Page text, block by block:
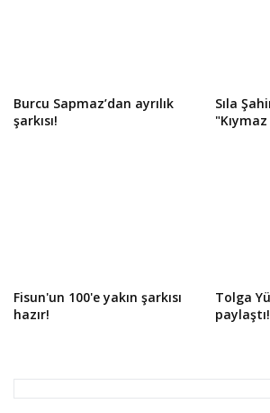
Burcu Sapmaz’dan ayrılık
şarkısı!
Sıla
Fisun'un 100'e yakın şarkısı
hazır!
Tolga